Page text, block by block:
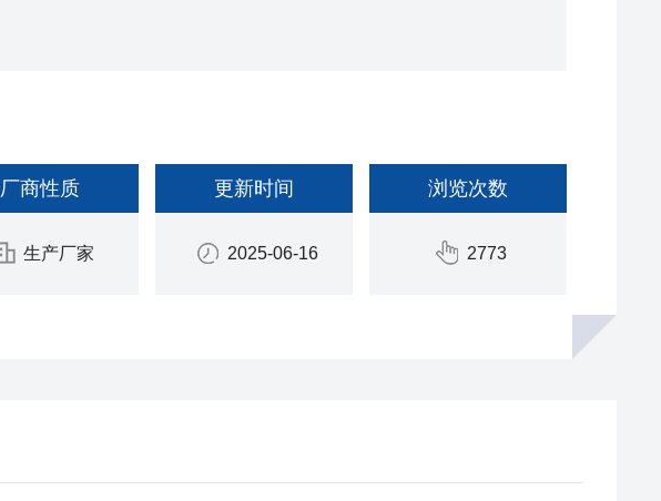
厂商性质
生产厂家
更新时间
2025-06-16
浏览次数
2773